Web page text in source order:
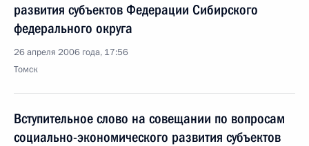
развития субъектов Федерации Сибирского
федерального округа
26 апреля 2006 года, 17:56
Томск
Вступительное слово на совещании по вопросам
социально-экономического развития субъектов